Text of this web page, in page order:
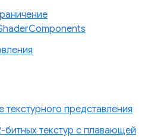
текстурного представления
битных текстур с плавающей